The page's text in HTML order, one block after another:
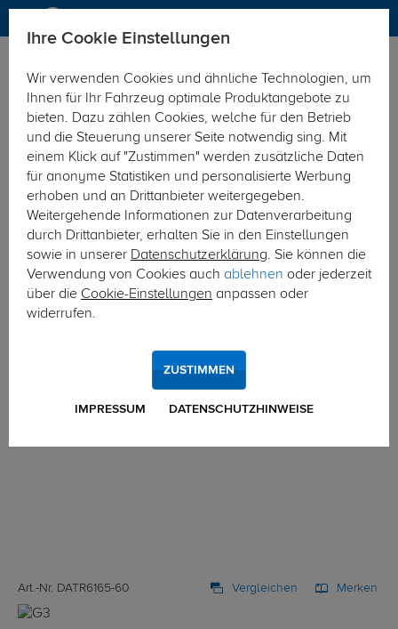
Hier geht's zur Fahrzeugübersicht: Ford C-Max
Art.-Nr. DATR6165-60 Vergleichen Merken
Ihre Cookie Einstellungen
Wir verwenden Cookies und ähnliche Technologien, um
Ihnen für Ihr Fahrzeug optimale Produktangebote zu
bieten. Dazu zählen Cookies, welche für den Betrieb
und die Steuerung unserer Seite notwendig sing. Mit
einem Klick auf "Zustimmen" werden zusätzliche Daten
für anonyme Statistiken und personalisierte Werbung
erhoben und an Drittanbieter weitergegeben.
Weitergehende Informationen zur Datenverarbeitung
durch Drittanbieter, erhalten Sie in den Einstellungen
sowie in unserer Datenschutzerklärung. Sie können die
Verwendung von Cookies auch ablehnen oder jederzeit
über die Cookie-Einstellungen anpassen oder
widerrufen.
IMPRESSUM DATENSCHUTZHINWEISE
ZUSTIMMEN